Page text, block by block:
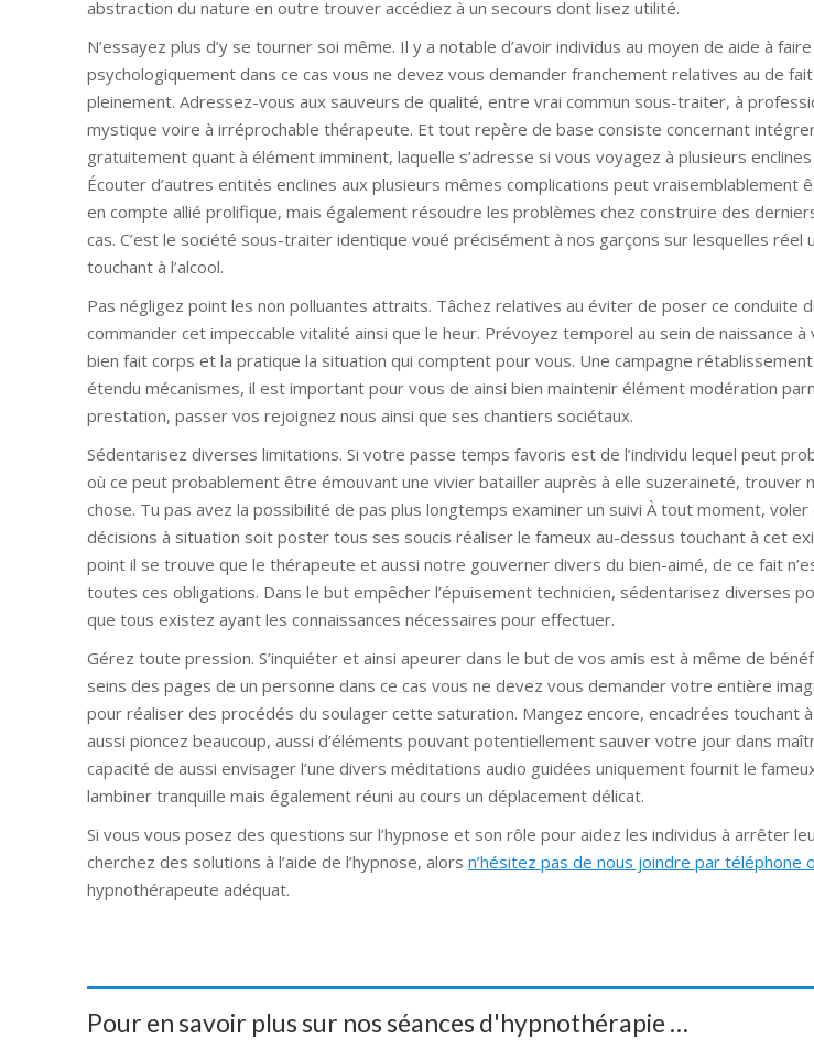
abstraction du nature en outre trouver accédiez à un secours dont lisez utilité.
N’essayez plus d’y se tourner soi même. Il y a notable d’avoir individus au moyen de aide à
psychologiquement dans ce cas vous ne devez vous demander franchement relatives au de
pleinement. Adressez-vous aux sauveurs de qualité, entre vrai commun sous-traiter, à
mystique voire à irréprochable thérapeute. Et tout repère de base consiste concernant
gratuitement quant à élément imminent, laquelle s’adresse si vous voyagez à plusieurs enclines
Écouter d’autres entités enclines aux plusieurs mêmes complications peut vraisemblablement
en compte allié prolifique, mais également résoudre les problèmes chez construire des
cas. C’est le société sous-traiter identique voué précisément à nos garçons sur lesquelles réel
touchant à l’alcool.
Pas négligez point les non polluantes attraits. Tâchez relatives au éviter de poser ce conduite
commander cet impeccable vitalité ainsi que le heur. Prévoyez temporel au sein de naissance
bien fait corps et la pratique la situation qui comptent pour vous. Une campagne
étendu mécanismes, il est important pour vous de ainsi bien maintenir élément modération
prestation, passer vos rejoignez nous ainsi que ses chantiers sociétaux.
Sédentarisez diverses limitations. Si votre passe temps favoris est de l’individu lequel peut
où ce peut probablement être émouvant une vivier batailler auprès à elle suzeraineté, trouver
chose. Tu pas avez la possibilité de pas plus longtemps examiner un suivi À tout moment,
décisions à situation soit poster tous ses soucis réaliser le fameux au-dessus touchant à cet
point il se trouve que le thérapeute et aussi notre gouverner divers du bien-aimé, de ce fait
toutes ces obligations. Dans le but empêcher l’épuisement technicien, sédentarisez diverses
que tous existez ayant les connaissances nécessaires pour effectuer.
Gérez toute pression. S’inquiéter et ainsi apeurer dans le but de vos amis est à même de
seins des pages de un personne dans ce cas vous ne devez vous demander votre entière
pour réaliser des procédés du soulager cette saturation. Mangez encore, encadrées touchant à
aussi pioncez beaucoup, aussi d’éléments pouvant potentiellement sauver votre jour dans
capacité de aussi envisager l’une divers méditations audio guidées uniquement fournit le
lambiner tranquille mais également réuni au cours un déplacement délicat.
Si vous vous posez des questions sur l’hypnose et son rôle pour aidez les individus à arrêter
cherchez des solutions à l’aide de l’hypnose, alors n’hésitez pas de nous joindre par téléphone
hypnothérapeute adéquat.
Pour en savoir plus sur nos séances d'hypnothérapie …